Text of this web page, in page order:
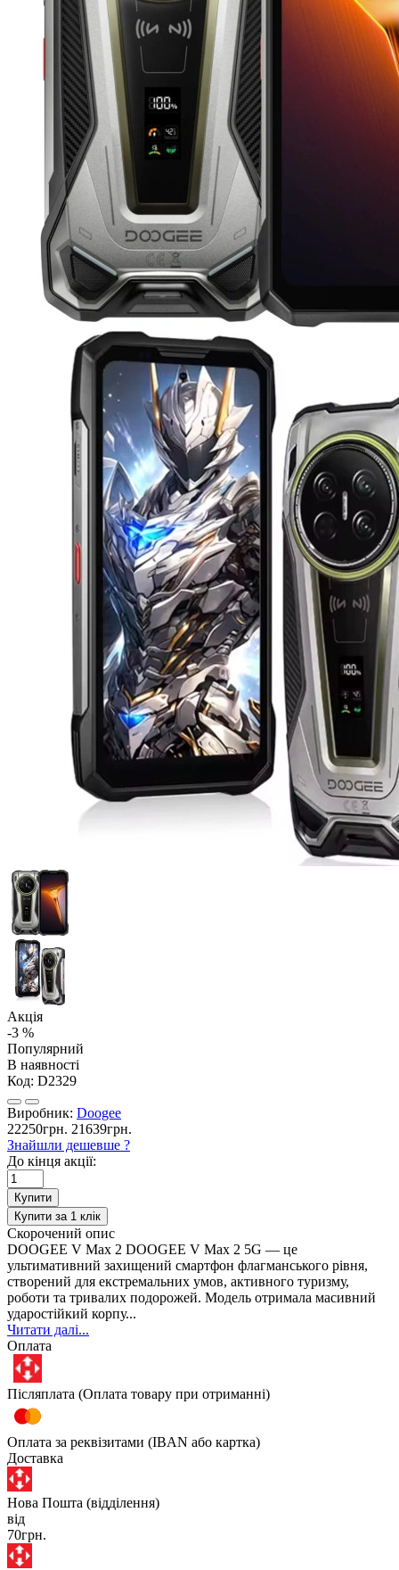
Акція
-3 %
Популярний
В наявності
Код: D2329
Виробник: Doogee
22250грн. 21639грн.
Знайшли дешевше ?
До кінця акції:
Купити
Купити за 1 клiк
Скорочений опис
DOOGEE V Max 2 DOOGEE V Max 2 5G — це
ультимативний захищений смартфон флагманського рівня,
створений для екстремальних умов, активного туризму,
роботи та тривалих подорожей. Модель отримала масивний
ударостійкий корпу...
Читати далі...
Оплата
Післяплата (Оплата товару при отриманні)
Оплата за реквізитами (IBAN або картка)
Доставка
Нова Пошта (відділення)
від
70грн.